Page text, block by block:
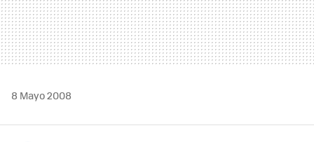
8 Mayo 2008